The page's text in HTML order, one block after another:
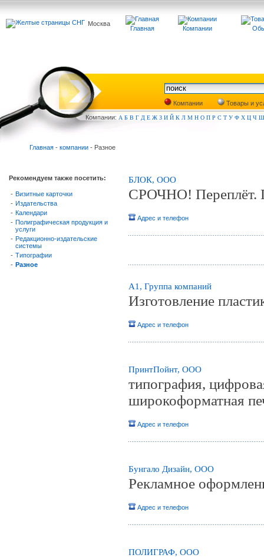
Москва
Главная Компании
Компании
Товары и
Компании: А Б В Г Д Е Ж З И Й К Л М Н О П Р С Т У Ф Х Ц Ч Ш
Главная - компании - Разное
Рекомендуем также посетить:
- Визитные карточки
- Издательства
- Календари
- Полиграфическая продукция и
услуги
- Редакционно-издательские
системы
- Типографии
- Разное
БЛОК, ООО
СРОЧНО! Переплёт.
Адрес и телефон
А1, Группа компаний
Изготовление
Адрес и телефон
ПринтПойнт, ООО
типография,
широкоформатная
Адрес и телефон
Бунгало Дизайн, OOO
Рекламное
Адрес и телефон
ПОЛИГРАФ, ООО